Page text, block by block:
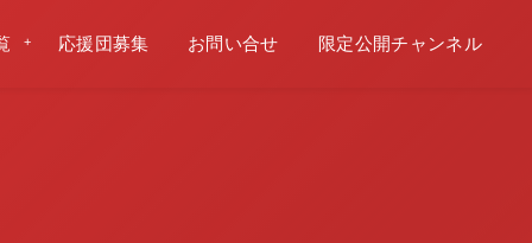
応援団募集 お問い合せ 限定公開チャンネル